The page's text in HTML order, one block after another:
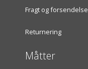
Fragt og forsendelse
Returnering
Måtter